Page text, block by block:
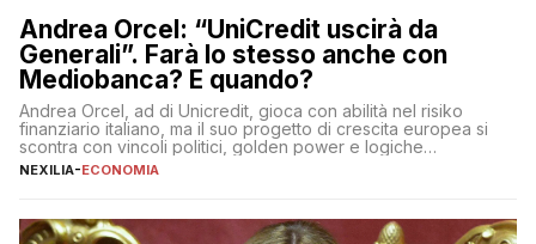
Andrea Orcel: “UniCredit uscirà da
Generali”. Farà lo stesso anche con
Mediobanca? E quando?
Andrea Orcel, ad di Unicredit, gioca con abilità nel risiko
finanziario italiano, ma il suo progetto di crescita europea si
scontra con vincoli politici, golden power e logiche
protezionistiche. Orcel e la mossa su Generali Andrea Orcel,
NEXILIA-ECONOMIA